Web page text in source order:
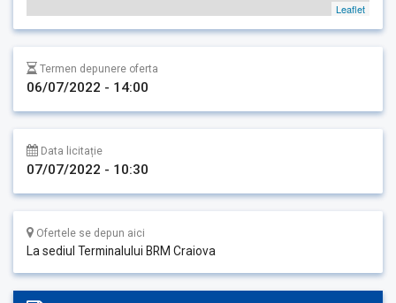
Leaflet
Termen depunere oferta
06/07/2022 - 14:00
Data licitație
07/07/2022 - 10:30
Ofertele se depun aici
La sediul Terminalului BRM Craiova